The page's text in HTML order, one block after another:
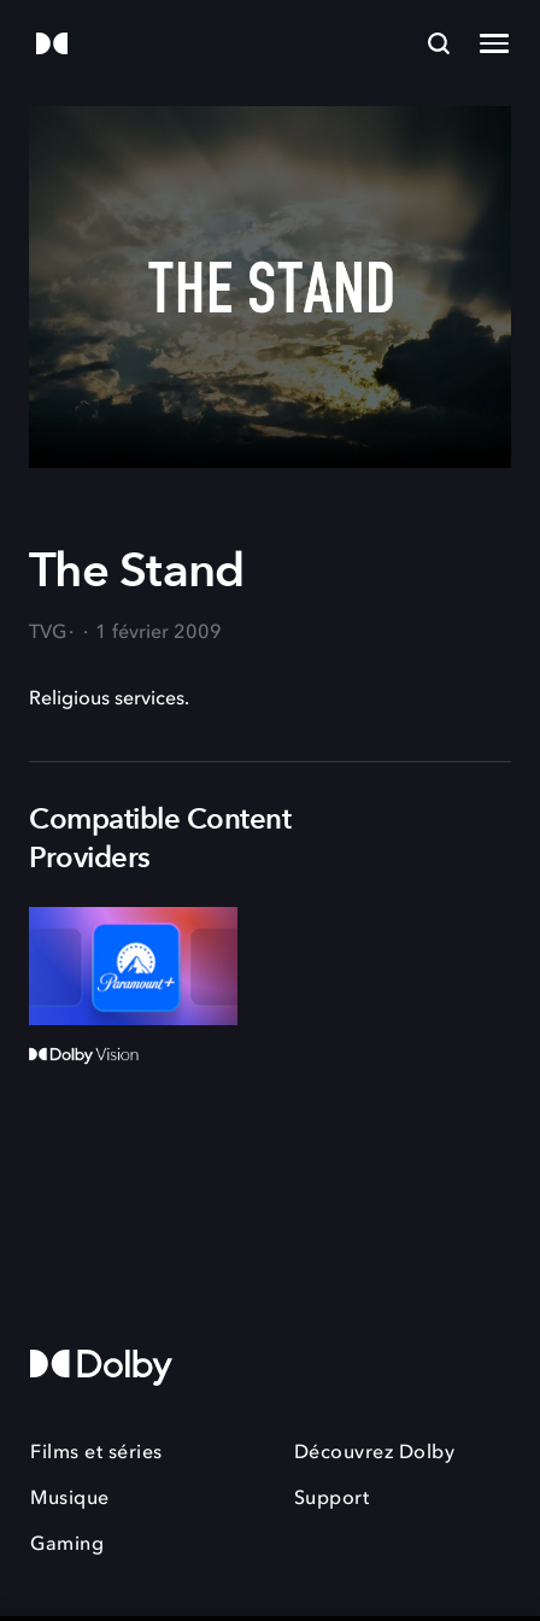
The Stand
TVG 1 février 2009
Religious services.
Compatible Content
Providers
Films et séries
Musique
Gaming
Découvrez Dolby
Support